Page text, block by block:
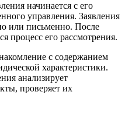
начинается с его
управления. Заявления
или письменно. После
процесс его рассмотрения.
с содержанием
характеристики.
анализирует
проверяет их